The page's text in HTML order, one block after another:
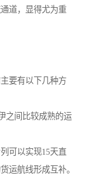
道，显得尤为重
要有以下几种方
之间比较成熟的运
可以实现15天直
运航线形成互补。